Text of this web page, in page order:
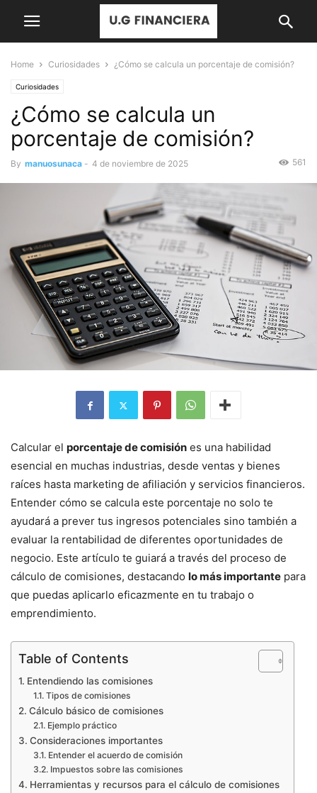
Home Curiosidades ¿Cómo se calcula un porcentaje de comisión?
Curiosidades
¿Cómo se calcula un
porcentaje de comisión?
By manuosunaca - 4 de noviembre de 2025 561
Calcular el porcentaje de comisión es una habilidad
esencial en muchas industrias, desde ventas y bienes
raíces hasta marketing de afiliación y servicios financieros.
Entender cómo se calcula este porcentaje no solo te
ayudará a prever tus ingresos potenciales sino también a
evaluar la rentabilidad de diferentes oportunidades de
negocio. Este artículo te guiará a través del proceso de
cálculo de comisiones, destacando lo más importante para
que puedas aplicarlo eficazmente en tu trabajo o
emprendimiento.
Table of Contents
Entendiendo las comisiones
Tipos de comisiones
Cálculo básico de comisiones
Ejemplo práctico
Consideraciones importantes
Entender el acuerdo de comisión
Impuestos sobre las comisiones
Herramientas y recursos para el cálculo de comisiones